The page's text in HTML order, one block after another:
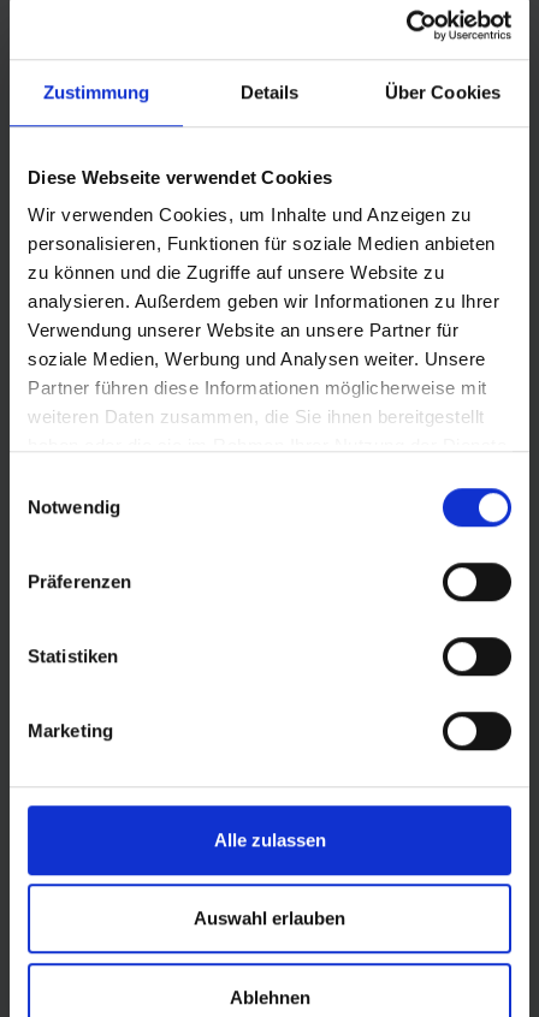
Zustimmung Details Über Cookies
Diese Webseite verwendet Cookies
Wir verwenden Cookies, um Inhalte und Anzeigen zu
personalisieren, Funktionen für soziale Medien anbieten
zu können und die Zugriffe auf unsere Website zu
analysieren. Außerdem geben wir Informationen zu Ihrer
Verwendung unserer Website an unsere Partner für
soziale Medien, Werbung und Analysen weiter. Unsere
Partner führen diese Informationen möglicherweise mit
weiteren Daten zusammen, die Sie ihnen bereitgestellt
Notwendig
Präferenzen
Statistiken
Marketing
Alle zulassen
Auswahl erlauben
Ablehnen
© LOTTO Sachsen-Anhalt